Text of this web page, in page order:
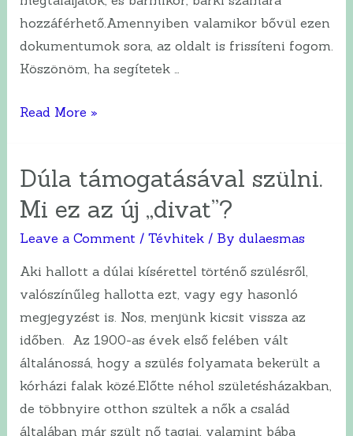
hozzáférhető.Amennyiben valamikor bővül ezen
dokumentumok sora, az oldalt is frissíteni fogom.
Köszönöm, ha segítetek …
Számomra
dokumentumok
Read More »
Dúla támogatásával szülni.
Mi ez az új „divat”?
Leave a Comment / Tévhitek / By dulaesmas
Aki hallott a dúlai kísérettel történő szülésről,
valószínűleg hallotta ezt, vagy egy hasonló
megjegyzést is. Nos, menjünk kicsit vissza az
időben. Az 1900-as évek első felében vált
általánossá, hogy a szülés folyamata bekerült a
kórházi falak közé.Előtte néhol születésházakban,
de többnyire otthon szültek a nők a család
általában már szült nő tagjai, valamint bába